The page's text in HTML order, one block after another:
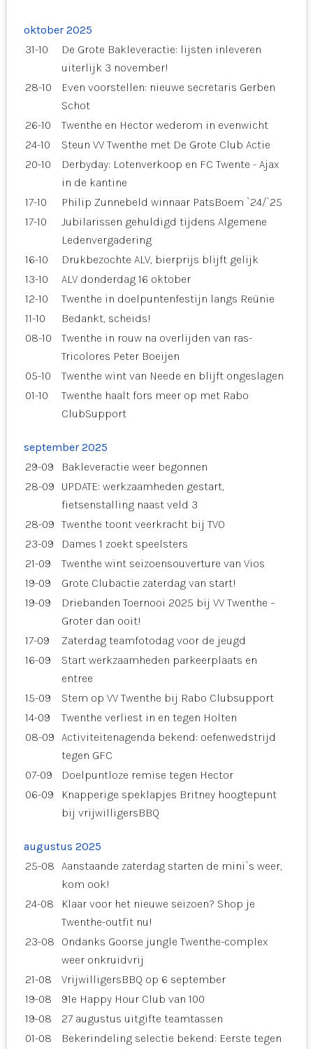
oktober 2025
31-10
De Grote Bakleveractie: lijsten inleveren
uiterlijk 3 november!
28-10
Even voorstellen: nieuwe secretaris Gerben
Schot
26-10
Twenthe en Hector wederom in evenwicht
24-10
Steun VV Twenthe met De Grote Club Actie
20-10
Derbyday: Lotenverkoop en FC Twente - Ajax
in de kantine
17-10
Philip Zunnebeld winnaar PatsBoem `24/`25
17-10
Jubilarissen gehuldigd tijdens Algemene
Ledenvergadering
16-10
Drukbezochte ALV, bierprijs blijft gelijk
13-10
ALV donderdag 16 oktober
12-10
Twenthe in doelpuntenfestijn langs Reünie
11-10
Bedankt, scheids!
08-10
Twenthe in rouw na overlijden van ras-
Tricolores Peter Boeijen
05-10
Twenthe wint van Neede en blijft ongeslagen
01-10
Twenthe haalt fors meer op met Rabo
ClubSupport
september 2025
29-09
Bakleveractie weer begonnen
28-09
UPDATE: werkzaamheden gestart,
fietsenstalling naast veld 3
28-09 Twenthe toont veerkracht bij TVO
23-09
Dames 1 zoekt speelsters
21-09
Twenthe wint seizoensouverture van Vios
19-09
Grote Clubactie zaterdag van start!
19-09
Driebanden Toernooi 2025 bij VV Twenthe –
Groter dan ooit!
17-09
Zaterdag teamfotodag voor de jeugd
16-09
Start werkzaamheden parkeerplaats en
entree
15-09
Stem op VV Twenthe bij Rabo Clubsupport
14-09
Twenthe verliest in en tegen Holten
08-09 Activiteitenagenda bekend: oefenwedstrijd
tegen GFC
07-09
Doelpuntloze remise tegen Hector
06-09
Knapperige speklapjes Britney hoogtepunt
bij vrijwilligersBBQ
augustus 2025
25-08 Aanstaande zaterdag starten de mini`s weer,
kom ook!
24-08
Klaar voor het nieuwe seizoen? Shop je
Twenthe-outfit nu!
23-08
Ondanks Goorse jungle Twenthe-complex
weer onkruidvrij
21-08
VrijwilligersBBQ op 6 september
19-08
91e Happy Hour Club van 100
19-08
27 augustus uitgifte teamtassen
01-08
Bekerindeling selectie bekend: Eerste tegen